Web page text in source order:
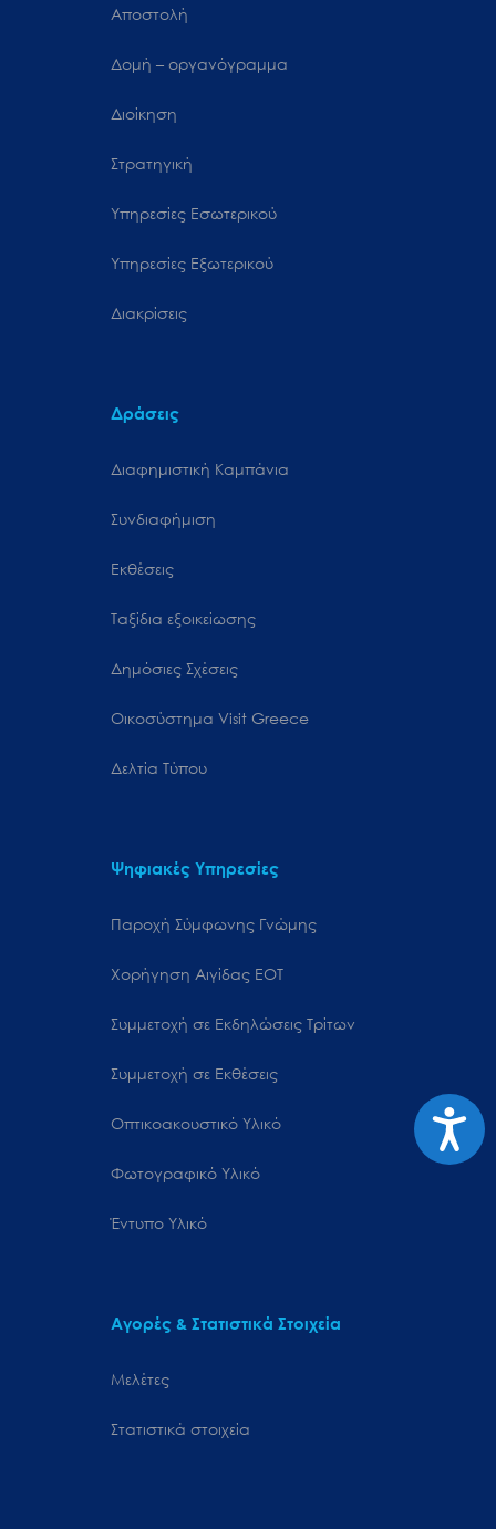
Αποστολή
Δομή – οργανόγραμμα
Διοίκηση
Στρατηγική
Υπηρεσίες Εσωτερικού
Υπηρεσίες Εξωτερικού
Διακρίσεις
Δράσεις
Διαφημιστική Καμπάνια
Συνδιαφήμιση
Εκθέσεις
Ταξίδια εξοικείωσης
Δημόσιες Σχέσεις
Oικοσύστημα Visit Greece
Δελτία Τύπου
Ψηφιακές Υπηρεσίες
Παροχή Σύμφωνης Γνώμης
Χορήγηση Αιγίδας ΕΟΤ
Συμμετοχή σε Εκδηλώσεις Τρίτων
Συμμετοχή σε Εκθέσεις
Οπτικοακουστικό Υλικό
Φωτογραφικό Υλικό
Έντυπο Υλικό
Αγορές & Στατιστικά Στοιχεία
Μελέτες
Στατιστικά στοιχεία